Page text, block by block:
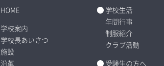
HOME
学校案内
学校長あいさつ
施設
沿革
学校生活
年間行事
制服紹介
クラブ活動
受験生の方へ